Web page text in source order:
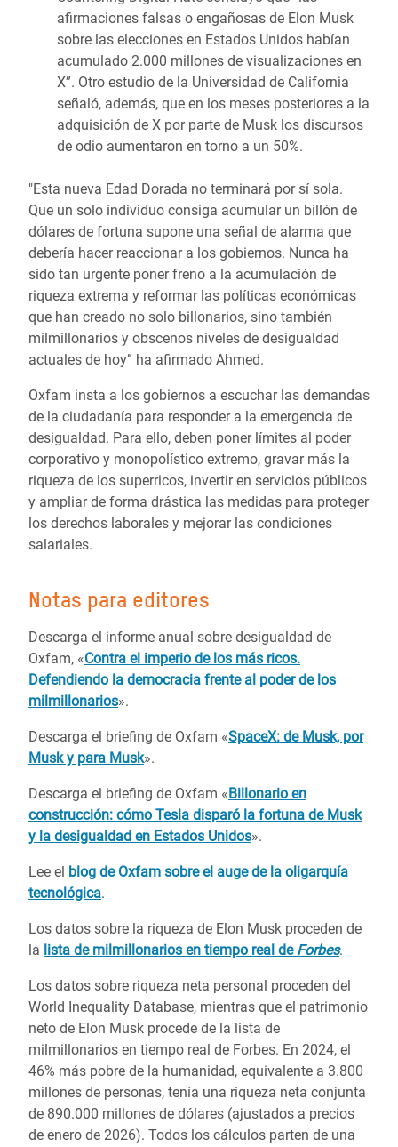
afirmaciones falsas o engañosas de Elon Musk
sobre las elecciones en Estados Unidos habían
acumulado 2.000 millones de visualizaciones en
X”. Otro estudio de la Universidad de California
señaló, además, que en los meses posteriores a la
adquisición de X por parte de Musk los discursos
de odio aumentaron en torno a un 50%.
"Esta nueva Edad Dorada no terminará por sí sola.
Que un solo individuo consiga acumular un billón de
dólares de fortuna supone una señal de alarma que
debería hacer reaccionar a los gobiernos. Nunca ha
sido tan urgente poner freno a la acumulación de
riqueza extrema y reformar las políticas económicas
que han creado no solo billonarios, sino también
milmillonarios y obscenos niveles de desigualdad
actuales de hoy” ha afirmado Ahmed.
Oxfam insta a los gobiernos a escuchar las demandas
de la ciudadanía para responder a la emergencia de
desigualdad. Para ello, deben poner límites al poder
corporativo y monopolístico extremo, gravar más la
riqueza de los superricos, invertir en servicios públicos
y ampliar de forma drástica las medidas para proteger
los derechos laborales y mejorar las condiciones
salariales.
Notas para editores
Descarga el informe anual sobre desigualdad de
Oxfam, «Contra el imperio de los más ricos.
Defendiendo la democracia frente al poder de los
milmillonarios».
Descarga el briefing de Oxfam «SpaceX: de Musk, por
Musk y para Musk».
Descarga el briefing de Oxfam «Billonario en
construcción: cómo Tesla disparó la fortuna de Musk
y la desigualdad en Estados Unidos».
Lee el blog de Oxfam sobre el auge de la oligarquía
tecnológica.
Los datos sobre la riqueza de Elon Musk proceden de
la lista de milmillonarios en tiempo real de Forbes.
Los datos sobre riqueza neta personal proceden del
World Inequality Database, mientras que el patrimonio
neto de Elon Musk procede de la lista de
milmillonarios en tiempo real de Forbes. En 2024, el
46% más pobre de la humanidad, equivalente a 3.800
millones de personas, tenía una riqueza neta conjunta
de 890.000 millones de dólares (ajustados a precios
de enero de 2026). Todos los cálculos parten de una